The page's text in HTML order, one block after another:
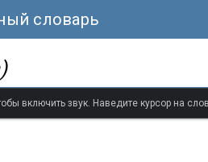
словарь
включить звук. Наведите курсор на